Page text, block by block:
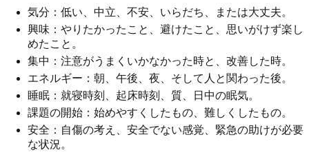
気分：低い、中立、不安、いらだち、または大丈夫。
興味：やりたかったこと、避けたこと、思いがけず楽し
めたこと。
集中：注意がうまくいかなかった時と、改善した時。
エネルギー：朝、午後、夜、そして人と関わった後。
睡眠：就寝時刻、起床時刻、質、日中の眠気。
課題の開始：始めやすくしたもの、難しくしたもの。
安全：自傷の考え、安全でない感覚、緊急の助けが必要
な状況。